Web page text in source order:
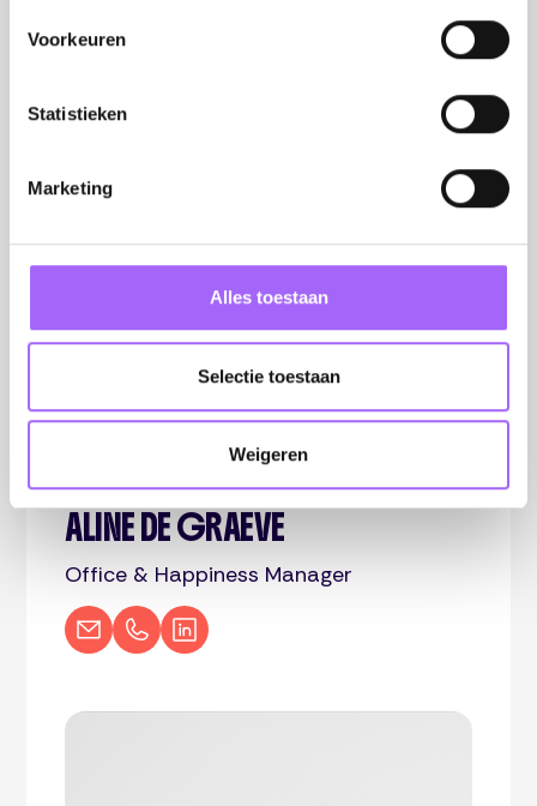
Voorkeuren
Statistieken
Marketing
Alles toestaan
Selectie toestaan
Weigeren
ALINE DE GRAEVE
Office & Happiness Manager